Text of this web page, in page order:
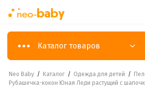
Каталог товаров
Neo Baby / Каталог / Одежда для детей /
Рубашечка-кокон Юная Леди растущий с